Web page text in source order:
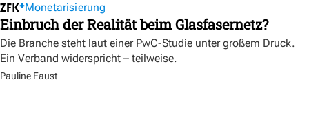
Monetarisierung
Einbruch der Realität beim Glasfasernetz?
Die Branche steht laut einer PwC-Studie unter großem Druck.
Ein Verband widerspricht – teilweise.
Pauline Faust